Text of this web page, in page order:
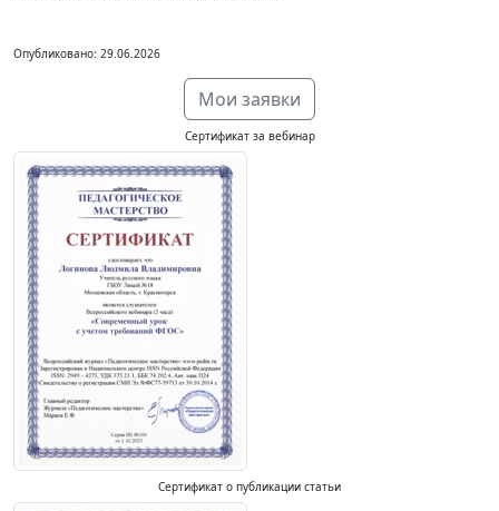
Опубликовано: 29.06.2026
Мои заявки
Сертификат за вебинар
Сертификат о публикации статьи